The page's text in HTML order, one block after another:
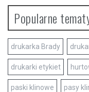
Popularne
drukarka Brady
drukarki etykiet
paski klinowe pasy